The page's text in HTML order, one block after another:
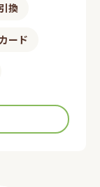
換
ード